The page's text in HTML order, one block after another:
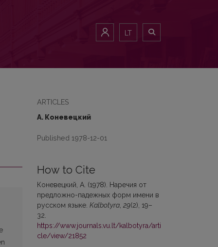
LT
ARTICLES
А. Коневецкий
Published 1978-12-01
How to Cite
Коневецкий, А. (1978). Наречия от
предложно-падежных форм имени в
русском языке. Kalbotyra 29(2), 19–
32.
https://www.journals.vu.lt/kalbotyra/arti
cle/view/21852